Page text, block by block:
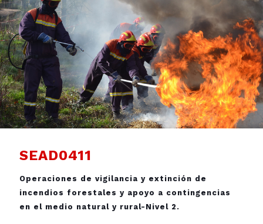
SEAD0411
Operaciones de vigilancia y extinción de
incendios forestales y apoyo a contingencias
en el medio natural y rural-Nivel 2.